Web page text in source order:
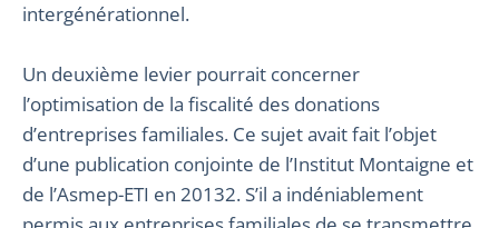
intergénérationnel.
Un deuxième levier pourrait concerner
l’optimisation de la fiscalité des donations
d’entreprises familiales. Ce sujet avait fait l’objet
d’une publication conjointe de l’Institut Montaigne et
de l’Asmep-ETI en 20132. S’il a indéniablement